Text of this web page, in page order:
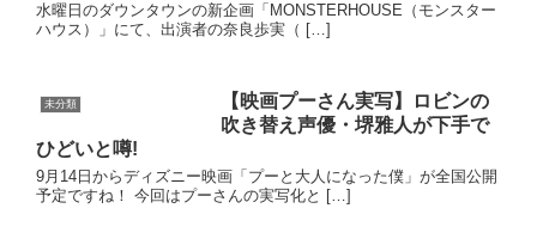
水曜日のダウンタウンの新企画「MONSTERHOUSE（モンスター
ハウス）」にて、出演者の奈良歩実（ […]
未分類
【映画プーさん実写】ロビンの
吹き替え声優・堺雅人が下手で
ひどいと噂!
9月14日からディズニー映画「プーと大人になった僕」が全国公開
予定ですね！ 今回はプーさんの実写化と […]